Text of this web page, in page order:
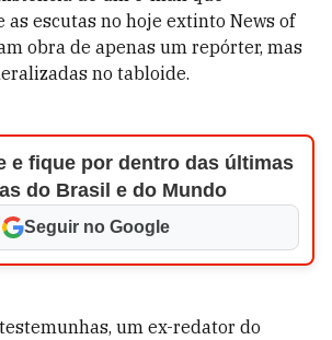
as escutas no hoje extinto News of
obra de apenas um repórter, mas
no tabloide.
e fique por dentro das últimas
do Brasil e do Mundo
Seguir no Google
um ex-redator do